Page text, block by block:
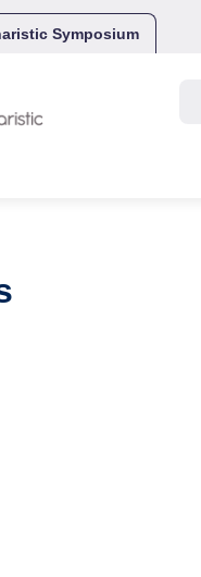
Symposium